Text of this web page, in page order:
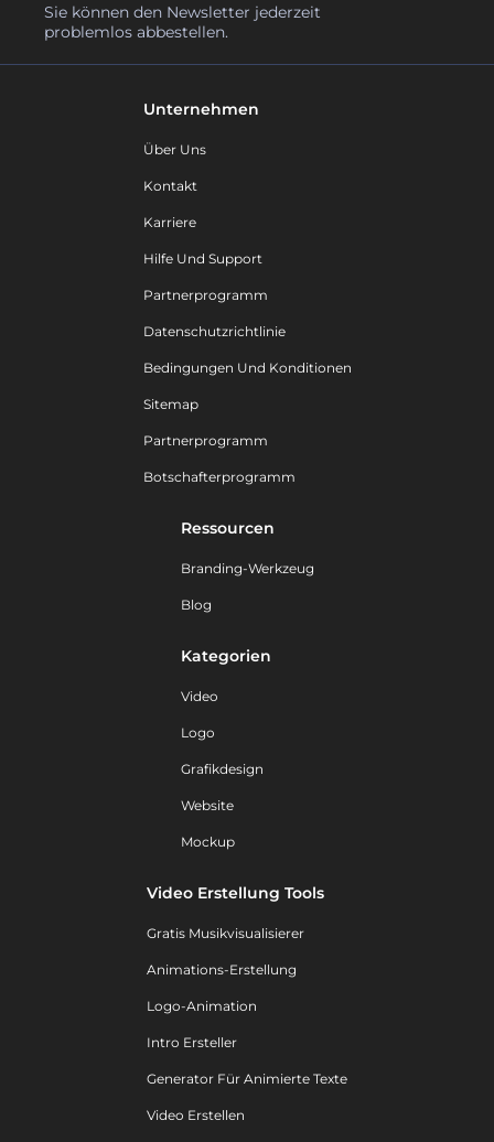
Sie können den Newsletter jederzeit
problemlos abbestellen.
Unternehmen
Über Uns
Kontakt
Karriere
Hilfe Und Support
Partnerprogramm
Datenschutzrichtlinie
Bedingungen Und Konditionen
Sitemap
Partnerprogramm
Botschafterprogramm
Ressourcen
Branding-Werkzeug
Blog
Kategorien
Video
Logo
Grafikdesign
Website
Mockup
Video Erstellung Tools
Gratis Musikvisualisierer
Animations-Erstellung
Logo-Animation
Intro Ersteller
Generator Für Animierte Texte
Video Erstellen